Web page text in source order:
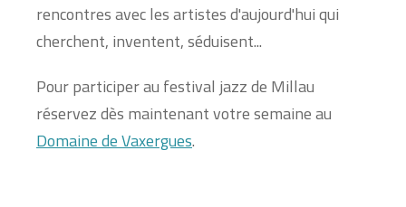
rencontres avec les artistes d'aujourd'hui qui
cherchent, inventent, séduisent...
Pour participer au festival jazz de Millau
réservez dès maintenant votre semaine au
Domaine de Vaxergues.